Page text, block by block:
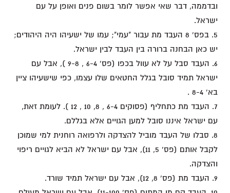
ובדממה, דבר שאי אפשר לומר בשום פנים ואופן על עם
ישראל.
5. בפס' 8 העבד מת עבור "עמי"; עמו של ישעיהו היה היהודים;
יש כאן הבחנה ברורה בין העבד לבין ישראל.
6. העבד סבל על לא עוול בכפו (פס' 6-4 , 9-8 ), אבל עם
ישראל תמיד סובל בגלל החטאים שלו עצמו, כפי שישעיהו ציין
בא' 8-4 .
7. העבד מת כתחליף (פסוקים 6-4 , 8, 10 , 12 ). לעומת זאת,
עם ישראל איננו סובל למען הגויים אלא בגללם.
8. סבלו של העבד מוביל להצדקה ולרפואה רוחנית למי שמוכן
לקבל אותם (פס' 5, 11), אבל עם ישראל לא הביא לגויים ריפוי
והצדקה.
9. העבד מת (פס' 8, 12), אבל עם ישראל תמיד שורד.